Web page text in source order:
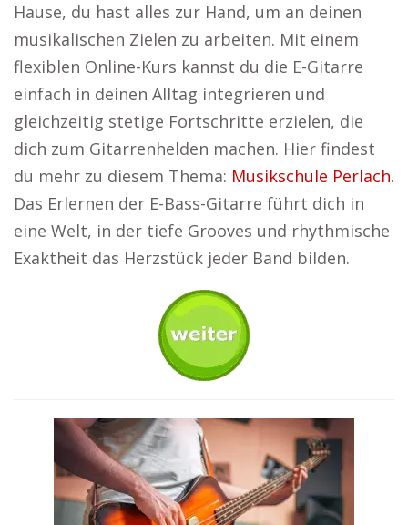
Hause, du hast alles zur Hand, um an deinen
musikalischen Zielen zu arbeiten. Mit einem
flexiblen Online-Kurs kannst du die E-Gitarre
einfach in deinen Alltag integrieren und
gleichzeitig stetige Fortschritte erzielen, die
dich zum Gitarrenhelden machen. Hier findest
du mehr zu diesem Thema: Musikschule Perlach.
Das Erlernen der E-Bass-Gitarre führt dich in
eine Welt, in der tiefe Grooves und rhythmische
Exaktheit das Herzstück jeder Band bilden.